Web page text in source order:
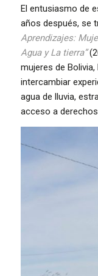
El entusiasmo de
años después, se
Aprendizajes:
Agua y La tierra”
mujeres de
intercambiar
agua de lluvia,
acceso a